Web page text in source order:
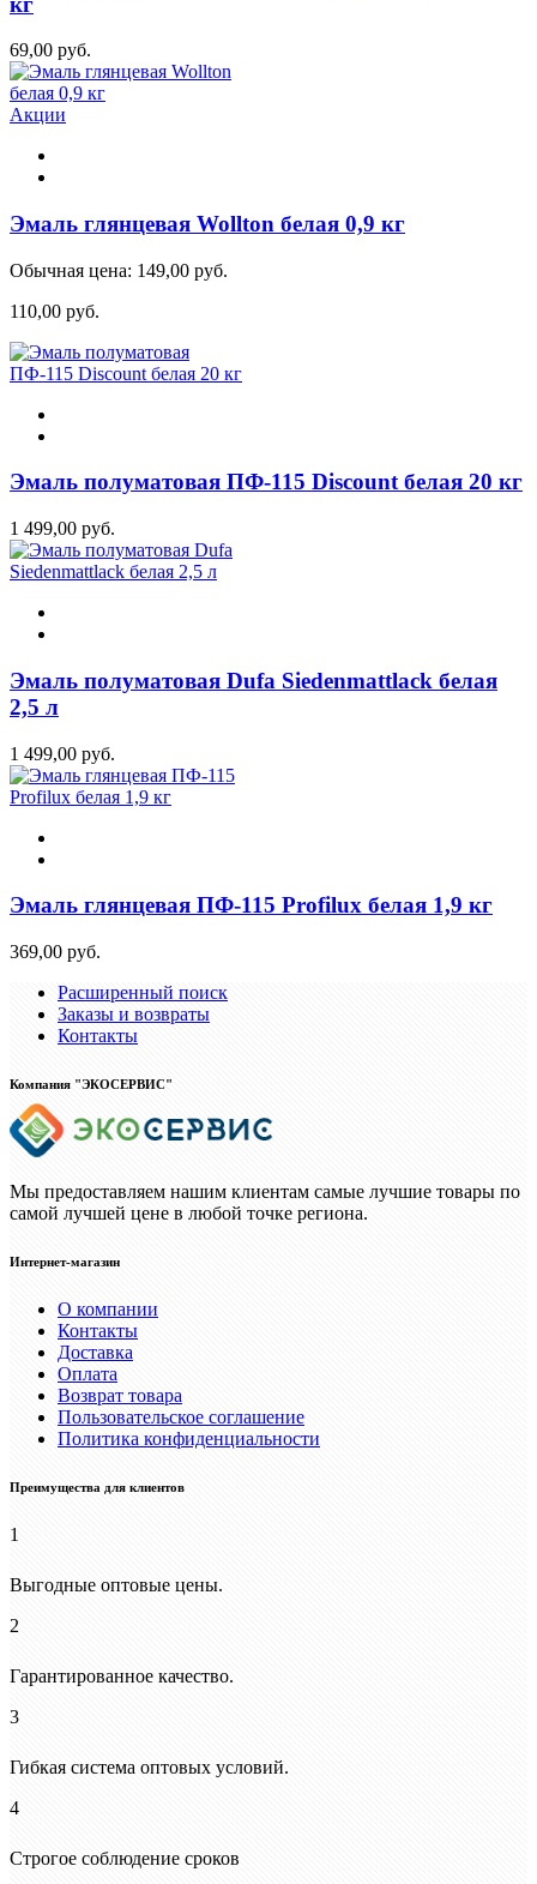
69,00 руб.
Акции
Эмаль глянцевая Wollton белая 0,9 кг
Обычная цена: 149,00 руб.
110,00 руб.
Эмаль полуматовая ПФ-115 Discount белая 20 кг
1 499,00 руб.
Эмаль полуматовая Dufa Siedenmattlack белая
2,5 л
1 499,00 руб.
Эмаль глянцевая ПФ-115 Profilux белая 1,9 кг
369,00 руб.
Расширенный поиск
Заказы и возвраты
Контакты
Компания "ЭКОСЕРВИС"
Мы предоставляем нашим клиентам самые лучшие товары по
самой лучшей цене в любой точке региона.
Интернет-магазин
О компании
Контакты
Доставка
Оплата
Возврат товара
Пользовательское соглашение
Политика конфиденциальности
Преимущества для клиентов
1
Выгодные оптовые цены.
2
Гарантированное качество.
3
Гибкая система оптовых условий.
4
Строгое соблюдение сроков